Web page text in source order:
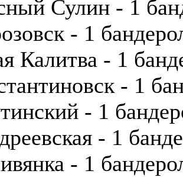
Сулин - 1
- 1
Калитва - 1
- 1
- 1
- 1
- 1